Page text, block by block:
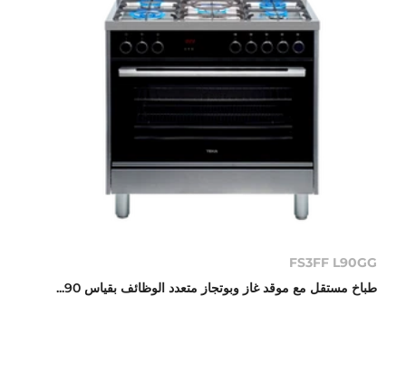
FS3FF L90GG
طباخ مستقل مع موقد غاز وبوتجاز متعدد الوظائف بقياس 90...